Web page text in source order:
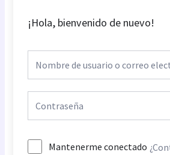
¡Hola, bienvenido de nuevo!
Mantenerme conectado